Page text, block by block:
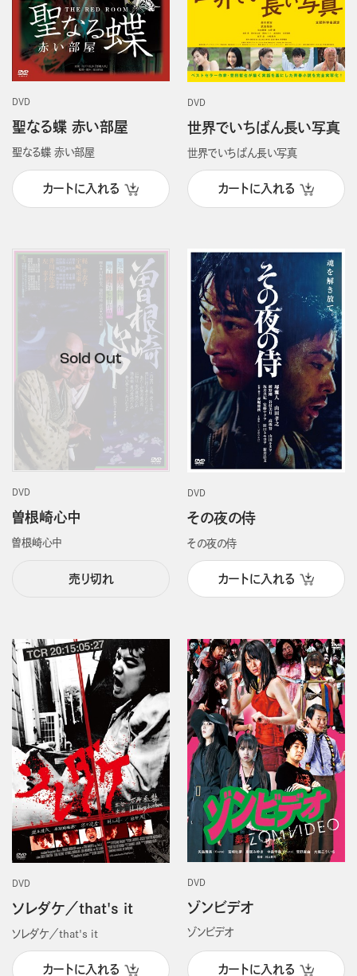
DVD
聖なる蝶 赤い部屋
聖なる蝶 赤い部屋
カートに入れる
DVD
世界でいちばん長い写真
世界でいちばん長い写真
カートに入れる
DVD
曽根崎心中
曽根崎心中
売り切れ
DVD
その夜の侍
その夜の侍
カートに入れる
DVD
ソレダケ／that's it
ソレダケ／that's it
カートに入れる
DVD
ゾンビデオ
ゾンビデオ
カートに入れる